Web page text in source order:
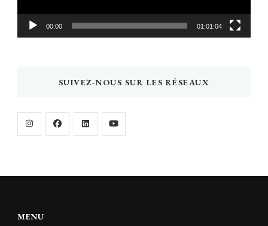
00:00 01:01:04
SUIVEZ-NOUS SUR LES RÉSEAUX
MENU